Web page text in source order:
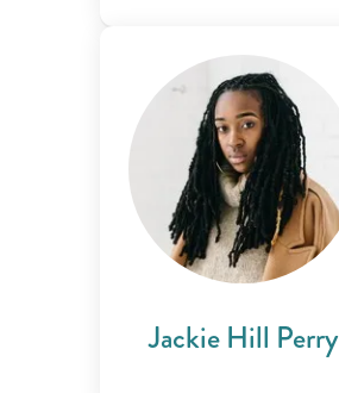
Jackie Hill Perry